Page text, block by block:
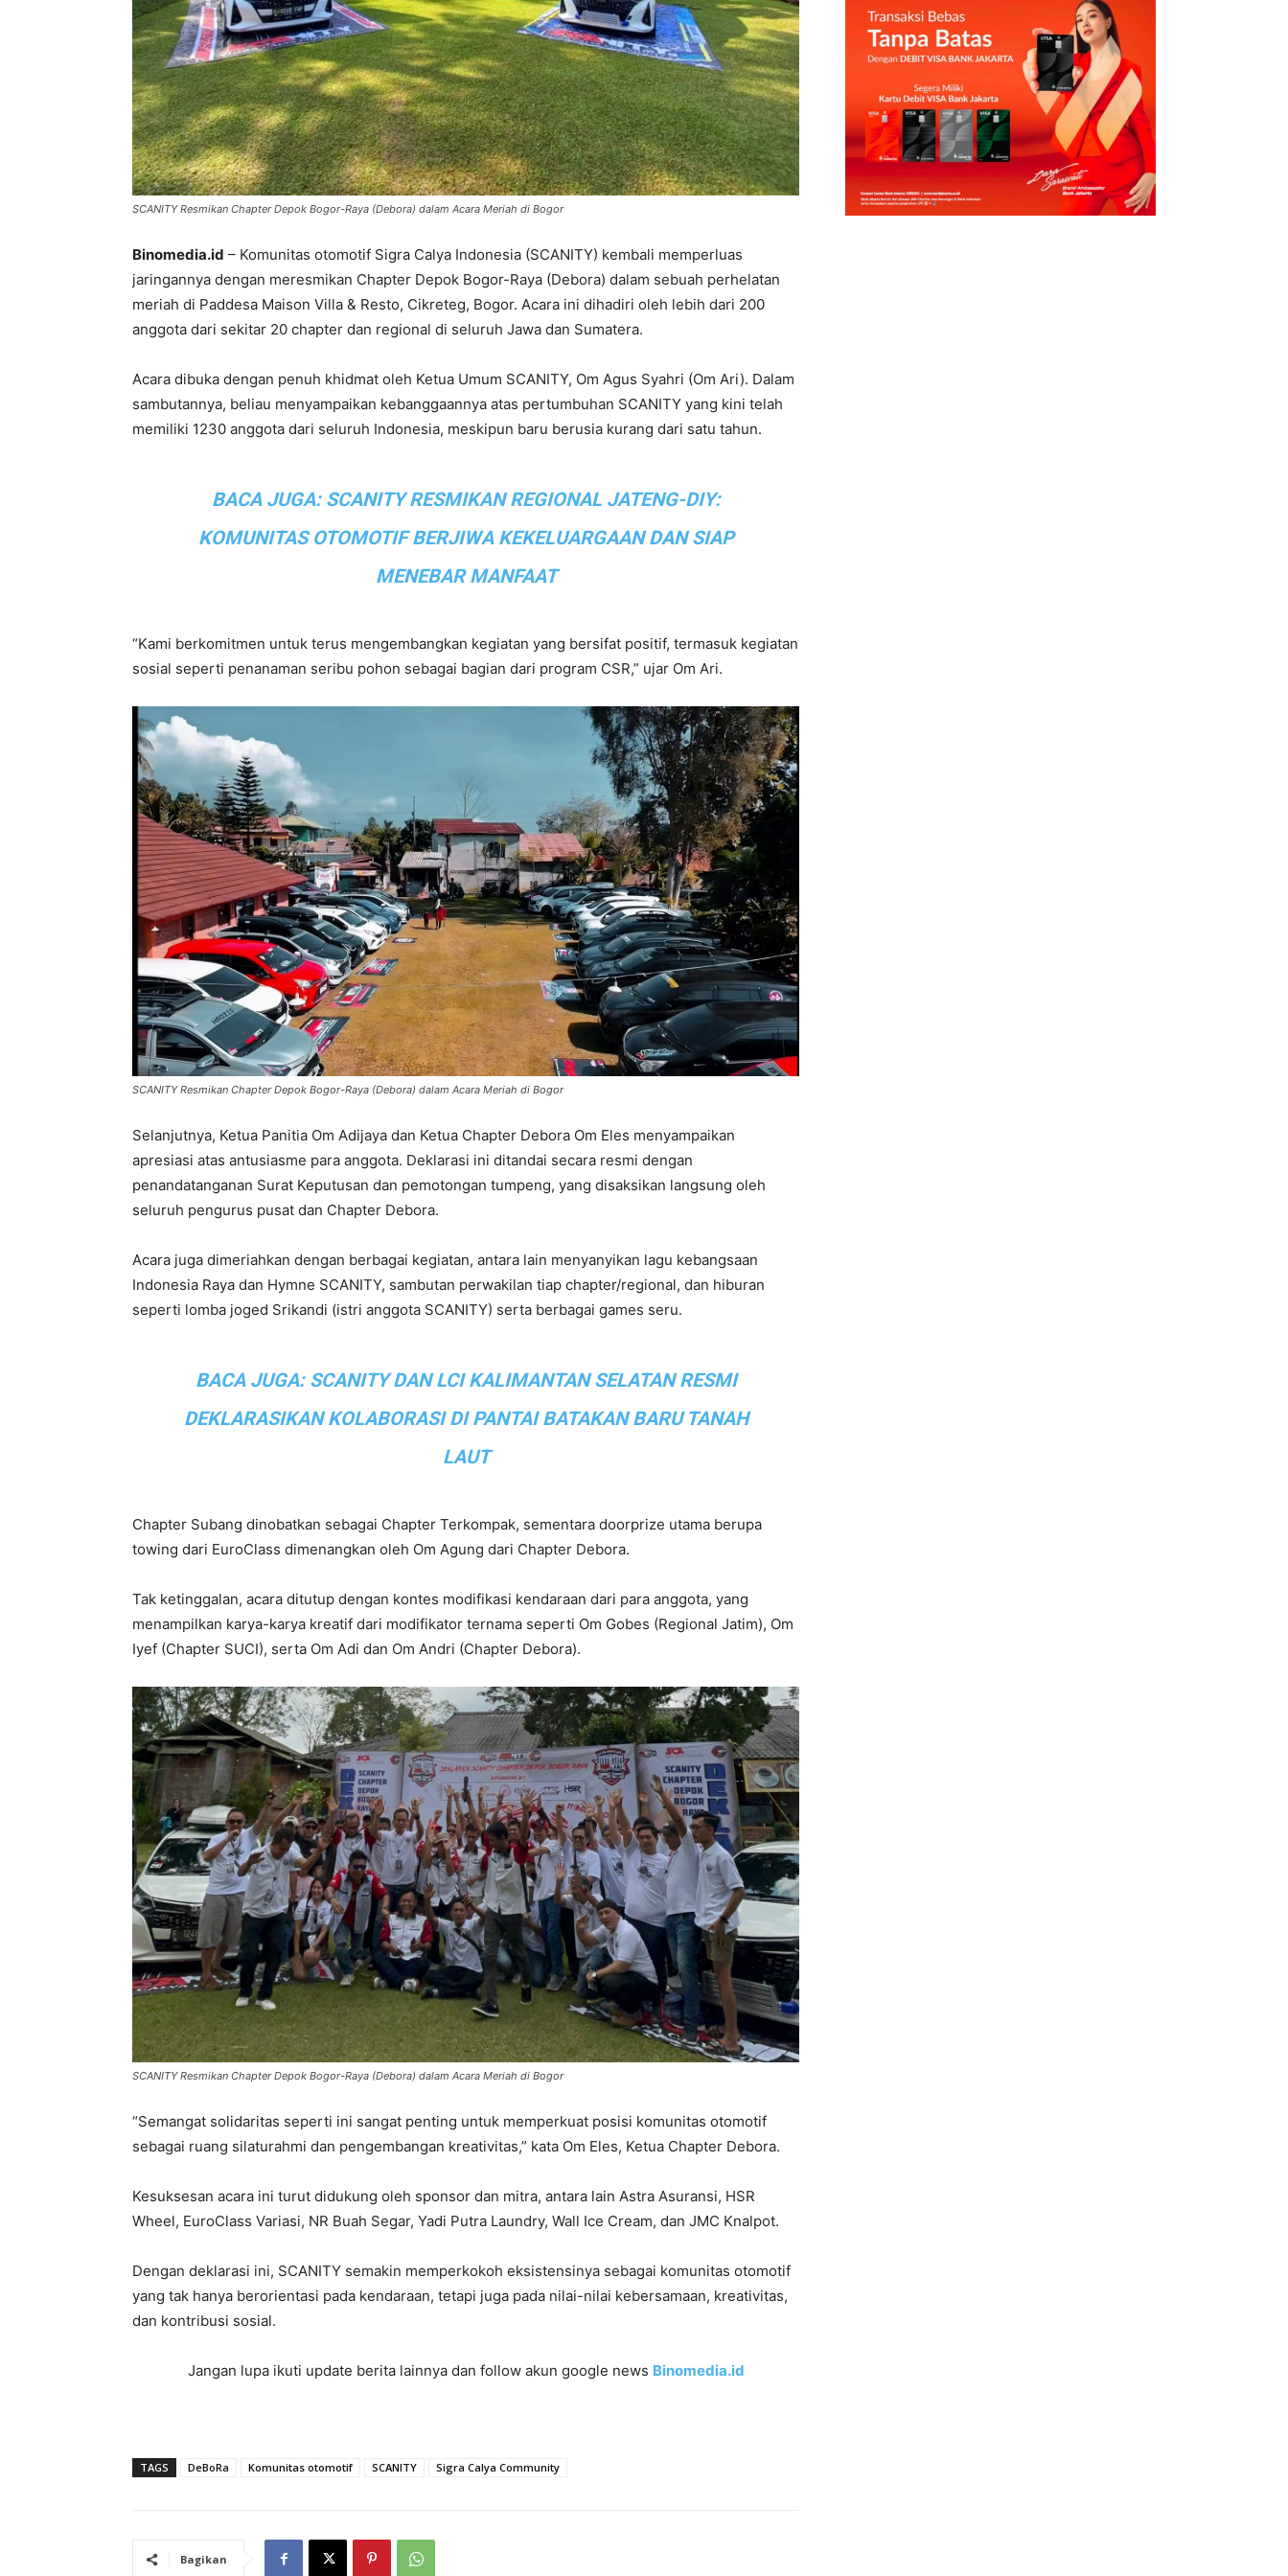
SCANITY Resmikan Chapter Depok Bogor-Raya (Debora) dalam Acara Meriah di Bogor
Binomedia.id – Komunitas otomotif Sigra Calya Indonesia (SCANITY) kembali memperluas
jaringannya dengan meresmikan Chapter Depok Bogor-Raya (Debora) dalam sebuah perhelatan
meriah di Paddesa Maison Villa & Resto, Cikreteg, Bogor. Acara ini dihadiri oleh lebih dari 200
anggota dari sekitar 20 chapter dan regional di seluruh Jawa dan Sumatera.
Acara dibuka dengan penuh khidmat oleh Ketua Umum SCANITY, Om Agus Syahri (Om Ari). Dalam
sambutannya, beliau menyampaikan kebanggaannya atas pertumbuhan SCANITY yang kini telah
memiliki 1230 anggota dari seluruh Indonesia, meskipun baru berusia kurang dari satu tahun.
BACA JUGA: SCANITY RESMIKAN REGIONAL JATENG-DIY:
KOMUNITAS OTOMOTIF BERJIWA KEKELUARGAAN DAN SIAP
MENEBAR MANFAAT
“Kami berkomitmen untuk terus mengembangkan kegiatan yang bersifat positif, termasuk kegiatan
sosial seperti penanaman seribu pohon sebagai bagian dari program CSR,” ujar Om Ari.
SCANITY Resmikan Chapter Depok Bogor-Raya (Debora) dalam Acara Meriah di Bogor
Selanjutnya, Ketua Panitia Om Adijaya dan Ketua Chapter Debora Om Eles menyampaikan
apresiasi atas antusiasme para anggota. Deklarasi ini ditandai secara resmi dengan
penandatanganan Surat Keputusan dan pemotongan tumpeng, yang disaksikan langsung oleh
seluruh pengurus pusat dan Chapter Debora.
Acara juga dimeriahkan dengan berbagai kegiatan, antara lain menyanyikan lagu kebangsaan
Indonesia Raya dan Hymne SCANITY, sambutan perwakilan tiap chapter/regional, dan hiburan
seperti lomba joged Srikandi (istri anggota SCANITY) serta berbagai games seru.
BACA JUGA: SCANITY DAN LCI KALIMANTAN SELATAN RESMI
DEKLARASIKAN KOLABORASI DI PANTAI BATAKAN BARU TANAH
LAUT
Chapter Subang dinobatkan sebagai Chapter Terkompak, sementara doorprize utama berupa
towing dari EuroClass dimenangkan oleh Om Agung dari Chapter Debora.
Tak ketinggalan, acara ditutup dengan kontes modifikasi kendaraan dari para anggota, yang
menampilkan karya-karya kreatif dari modifikator ternama seperti Om Gobes (Regional Jatim), Om
Iyef (Chapter SUCI), serta Om Adi dan Om Andri (Chapter Debora).
SCANITY Resmikan Chapter Depok Bogor-Raya (Debora) dalam Acara Meriah di Bogor
“Semangat solidaritas seperti ini sangat penting untuk memperkuat posisi komunitas otomotif
sebagai ruang silaturahmi dan pengembangan kreativitas,” kata Om Eles, Ketua Chapter Debora.
Kesuksesan acara ini turut didukung oleh sponsor dan mitra, antara lain Astra Asuransi, HSR
Wheel, EuroClass Variasi, NR Buah Segar, Yadi Putra Laundry, Wall Ice Cream, dan JMC Knalpot.
Dengan deklarasi ini, SCANITY semakin memperkokoh eksistensinya sebagai komunitas otomotif
yang tak hanya berorientasi pada kendaraan, tetapi juga pada nilai-nilai kebersamaan, kreativitas,
dan kontribusi sosial.
Jangan lupa ikuti update berita lainnya dan follow akun google news Binomedia.id
TAGS DeBoRa Komunitas otomotif SCANITY Sigra Calya Community
Bagikan